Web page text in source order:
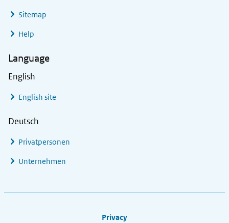
Sitemap
Help
Language
English
English site
Deutsch
Privatpersonen
Unternehmen
Privacy